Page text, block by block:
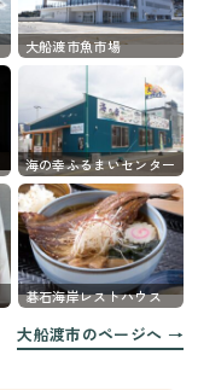
大船渡市魚市場
海の幸ふるまいセンター
碁石海岸レストハウス
大船渡市のページへ →